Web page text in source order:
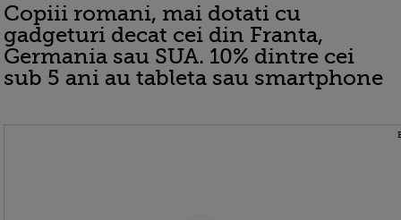
Copiii romani, mai dotati cu
gadgeturi decat cei din Franta,
Germania sau SUA. 10% dintre cei
sub 5 ani au tableta sau smartphone